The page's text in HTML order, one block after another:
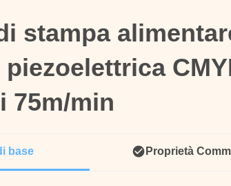
stampa
75m/min
stampa
75m/min
base Proprietà